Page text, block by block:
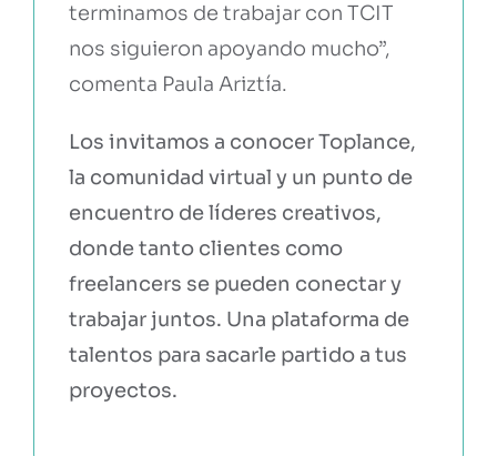
terminamos de trabajar con TCIT
nos siguieron apoyando mucho”,
comenta Paula Ariztía.
Los invitamos a conocer Toplance,
la comunidad virtual y un punto de
encuentro de líderes creativos,
donde tanto clientes como
freelancers se pueden conectar y
trabajar juntos. Una plataforma de
talentos para sacarle partido a tus
proyectos.